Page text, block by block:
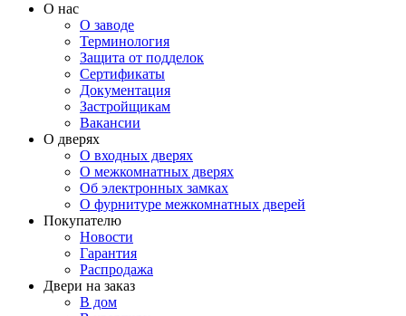
О нас
О заводе
Терминология
Защита от подделок
Сертификаты
Документация
Застройщикам
Вакансии
О дверях
О входных дверях
О межкомнатных дверях
Об электронных замках
О фурнитуре межкомнатных дверей
Покупателю
Новости
Гарантия
Распродажа
Двери на заказ
В дом